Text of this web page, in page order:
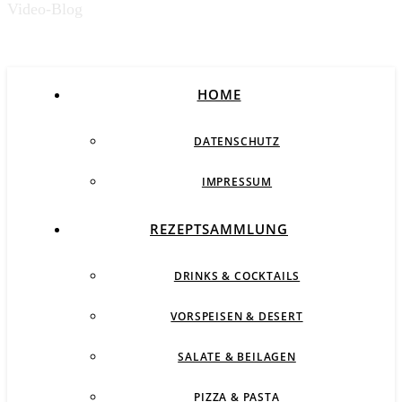
HOME
DATENSCHUTZ
IMPRESSUM
REZEPTSAMMLUNG
DRINKS & COCKTAILS
VORSPEISEN & DESERT
SALATE & BEILAGEN
PIZZA & PASTA